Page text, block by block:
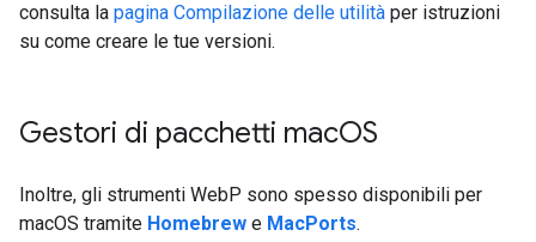
consulta la pagina Compilazione delle utilità per istruzioni
su come creare le tue versioni.
Gestori di pacchetti macOS
Inoltre, gli strumenti WebP sono spesso disponibili per
macOS tramite Homebrew e MacPorts.